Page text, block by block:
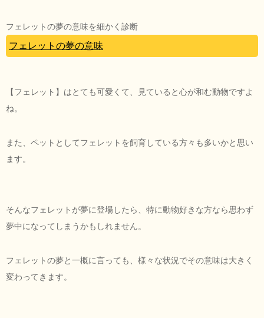
フェレットの夢の意味を細かく診断
フェレットの夢の意味
【フェレット】はとても可愛くて、見ていると心が和む動物ですよ
ね。
また、ペットとしてフェレットを飼育している方々も多いかと思い
ます。
そんなフェレットが夢に登場したら、特に動物好きな方なら思わず
夢中になってしまうかもしれません。
フェレットの夢と一概に言っても、様々な状況でその意味は大きく
変わってきます。